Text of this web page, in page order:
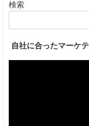
検索
自社に合ったマーケ